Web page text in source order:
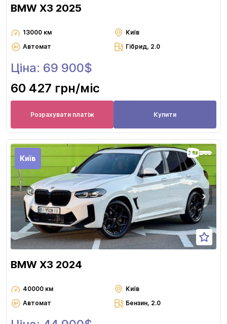
BMW X3 2025
13000 км
Київ
Автомат
Гібрид, 2.0
Ціна: 69 900$
60 427 грн/міс
Розрахувати платіж Купити
Київ
BMW X3 2024
40000 км
Київ
Автомат
Бензин, 2.0